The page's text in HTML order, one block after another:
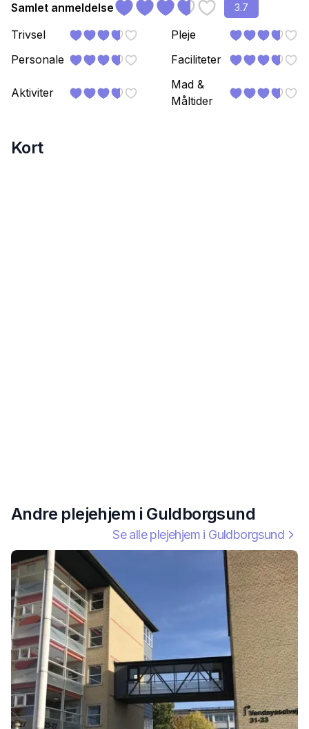
Samlet anmeldelse 3.7
Trivsel
Pleje
Personale
Faciliteter
Aktiviter
Mad &
Måltider
Kort
Andre plejehjem i Guldborgsund
Se alle plejehjem i Guldborgsund